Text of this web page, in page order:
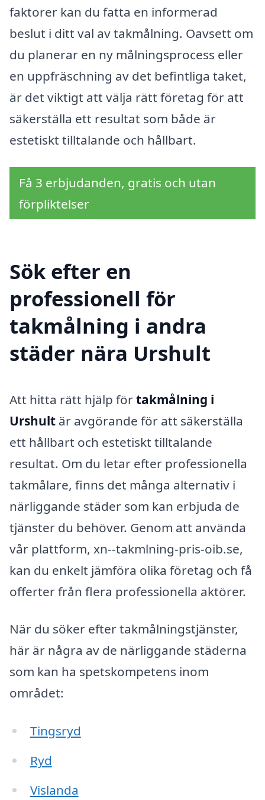
faktorer kan du fatta en informerad
beslut i ditt val av takmålning. Oavsett om
du planerar en ny målningsprocess eller
en uppfräschning av det befintliga taket,
är det viktigt att välja rätt företag för att
säkerställa ett resultat som både är
estetiskt tilltalande och hållbart.
Få 3 erbjudanden, gratis och utan
förpliktelser
Sök efter en
professionell för
takmålning i andra
städer nära Urshult
Att hitta rätt hjälp förtakmålning i
Urshult är avgörande för att säkerställa
ett hållbart och estetiskt tilltalande
resultat. Om du letar efter professionella
takmålare, finns det många alternativ i
närliggande städer som kan erbjuda de
tjänster du behöver. Genom att använda
vår plattform, xn--takmlning-pris-oib.se,
kan du enkelt jämföra olika företag och få
offerter från flera professionella aktörer.
När du söker efter takmålningstjänster,
här är några av de närliggande städerna
som kan ha spetskompetens inom
området:
Tingsryd
Ryd
Vislanda